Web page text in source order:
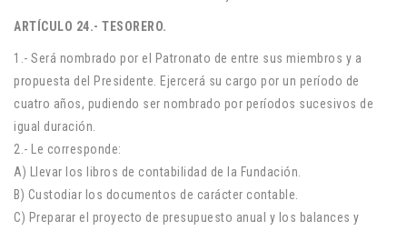
ARTÍCULO 24.- TESORERO.
1.- Será nombrado por el Patronato de entre sus miembros y a
propuesta del Presidente. Ejercerá su cargo por un período de
cuatro años, pudiendo ser nombrado por períodos sucesivos de
igual duración.
2.- Le corresponde:
A) Llevar los libros de contabilidad de la Fundación.
B) Custodiar los documentos de carácter contable.
C) Preparar el proyecto de presupuesto anual y los balances y